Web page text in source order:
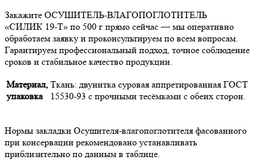
Закажите ОСУШИТЕЛЬ-ВЛАГОПОГЛОТИТЕЛЬ
«СИЛИК 19-Т» по 500 г прямо сейчас — мы оперативно
обработаем заявку и проконсультируем по всем вопросам.
Гарантируем профессиональный подход, точное соблюдение
сроков и стабильное качество продукции.
Материал,
упаковка
Ткань: двунитка суровая аппретированная ГОСТ
15530-93 с прочными тесёмками с обеих сторон.
Нормы закладки Осушителя-влагопоглотителя фасованного
при консервации рекомендовано устанавливать
приблизительно по данным в таблице.